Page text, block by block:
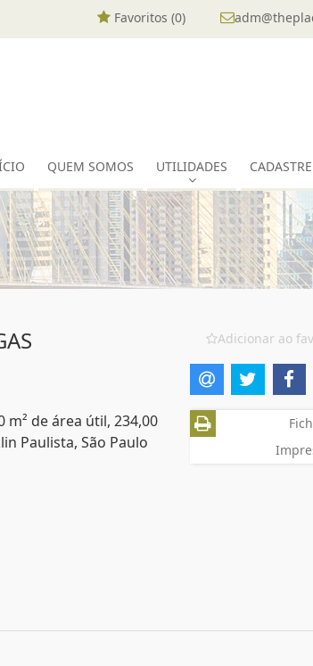
Favoritos (0)
QUEM SOMOS UTILIDADES
de área útil, 234,00
Paulista, São Paulo
Adicionar ao